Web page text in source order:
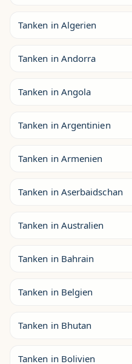
Tanken in Algerien
Tanken in Andorra
Tanken in Angola
Tanken in Argentinien
Tanken in Armenien
Tanken in Aserbaidschan
Tanken in Australien
Tanken in Bahrain
Tanken in Belgien
Tanken in Bhutan
Tanken in Bolivien